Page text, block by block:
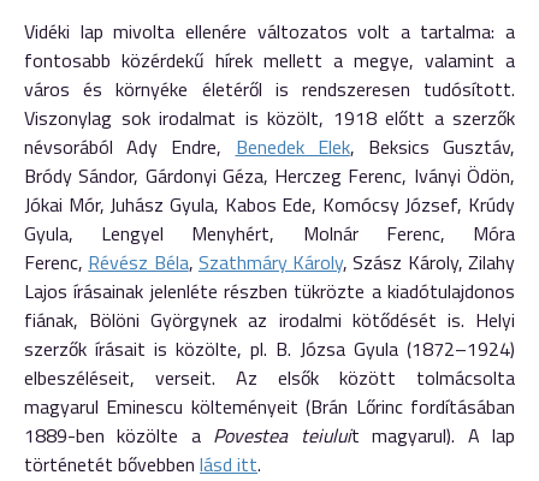
Vidéki lap mivolta ellenére változatos volt a tartalma: a
fontosabb közérdekű hírek mellett a megye, valamint a
város és környéke életéről is rendszeresen tudósított.
Viszonylag sok irodalmat is közölt, 1918 előtt a szerzők
névsorából Ady Endre, Benedek Elek, Beksics Gusztáv,
Bródy Sándor, Gárdonyi Géza, Herczeg Ferenc, Iványi Ödön,
Jókai Mór, Juhász Gyula, Kabos Ede, Komócsy József, Krúdy
Gyula, Lengyel Menyhért, Molnár Ferenc, Móra
Ferenc, Révész Béla, Szathmáry Károly, Szász Ká­roly, Zilahy
Lajos írásainak jelenléte részben tükrözte a kiadótulajdonos
fiának, Bölöni Györgynek az irodalmi kötődését is. Helyi
szerzők írásait is közölte, pl. B. Józsa Gyula (1872–1924)
elbeszéléseit, verseit. Az elsők között tolmácsolta
magyarul Emi­nescu költeményeit (Brán Lőrinc fordításában
1889-ben közölte a Poves­tea teiuluit magyarul). A lap
történetét bővebben lásd itt.